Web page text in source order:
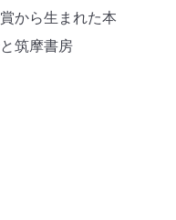
から生まれた本
筑摩書房